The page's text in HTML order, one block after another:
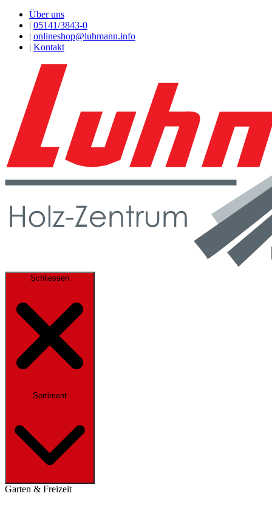
Über uns
| 05141/3843-0
| onlineshop@luhmann.info
| Kontakt
Schliessen
Sortiment
Garten & Freizeit